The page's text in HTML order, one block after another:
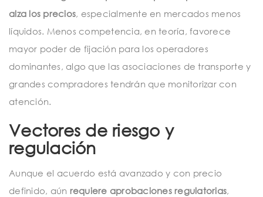
alza los precios, especialmente en mercados menos
líquidos. Menos competencia, en teoría, favorece
mayor poder de fijación para los operadores
dominantes, algo que las asociaciones de transporte y
grandes compradores tendrán que monitorizar con
atención.
Vectores de riesgo y
regulación
Aunque el acuerdo está avanzado y con precio
definido, aún requiere aprobaciones regulatorias,